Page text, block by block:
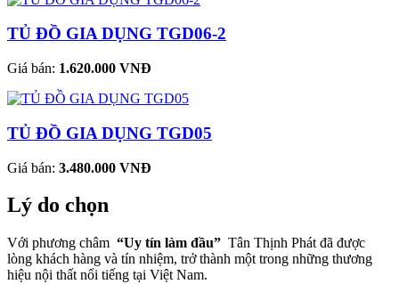
TỦ ĐỒ GIA DỤNG TGD06-2
Giá bán: 1.620.000 VNĐ
TỦ ĐỒ GIA DỤNG TGD05
Giá bán: 3.480.000 VNĐ
Lý do chọn
Với phương châm “Uy tín làm đầu” Tân Thịnh Phát đã được
lòng khách hàng và tín nhiệm, trở thành một trong những thương
hiệu nội thất nổi tiếng tại Việt Nam.